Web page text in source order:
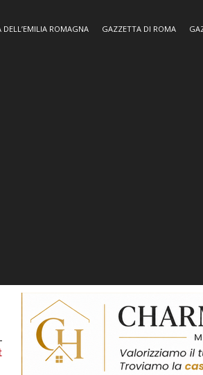
DELL’EMILIA ROMAGNA GAZZETTA DI ROMA